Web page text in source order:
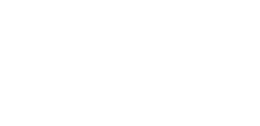
(zdarma), trezorom (zadarmo) a
obrazovkou s miestnymi kanálmi a tiež